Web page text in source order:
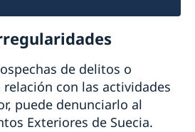
de delitos o
con las actividades
puede denunciarlo al
Exteriores de Suecia.